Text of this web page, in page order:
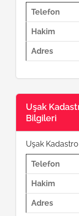
Telefon
Hakim
Adres
Uşak
Bilgileri
Uşak
Telefon
Hakim
Adres